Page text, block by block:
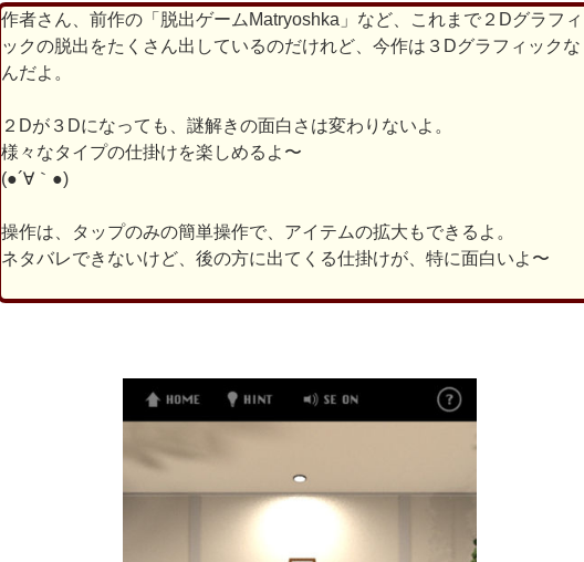
作者さん、前作の「脱出ゲームMatryoshka」など、これまで２Dグラフィ
ックの脱出をたくさん出しているのだけれど、今作は３Dグラフィックな
んだよ。
２Dが３Dになっても、謎解きの面白さは変わりないよ。
様々なタイプの仕掛けを楽しめるよ〜
(●´∀｀●)
操作は、タップのみの簡単操作で、アイテムの拡大もできるよ。
ネタバレできないけど、後の方に出てくる仕掛けが、特に面白いよ〜